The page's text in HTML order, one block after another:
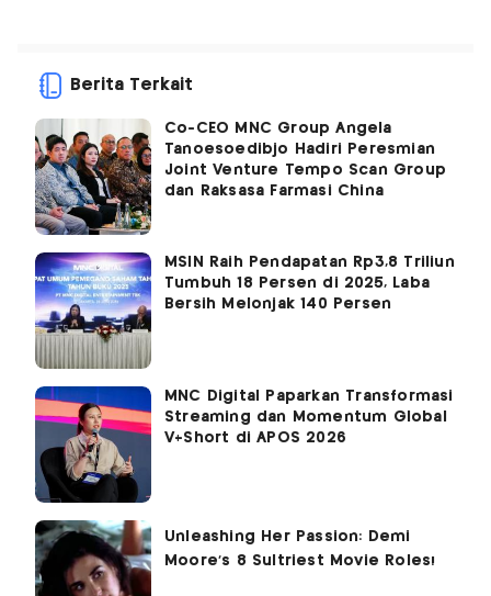
Berita Terkait
Co-CEO MNC Group Angela
Tanoesoedibjo Hadiri Peresmian
Joint Venture Tempo Scan Group
dan Raksasa Farmasi China
MSIN Raih Pendapatan Rp3,8 Triliun
Tumbuh 18 Persen di 2025, Laba
Bersih Melonjak 140 Persen
MNC Digital Paparkan Transformasi
Streaming dan Momentum Global
V+Short di APOS 2026